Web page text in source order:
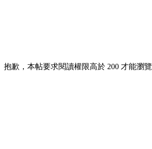
抱歉，本帖要求閱讀權限高於 200 才能瀏覽